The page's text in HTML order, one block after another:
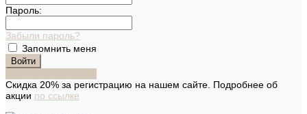
Пароль:
Забыли пароль?
Запомнить меня
Скидка 20% за регистрацию на нашем сайте. Подробнее об
акции по ссылке